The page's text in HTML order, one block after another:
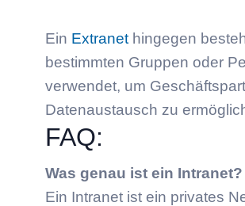
Ein Extranet hingegen
bestimmten Gruppen oder
verwendet, um
Datenaustausch zu
FAQ:
Was genau ist ein Intranet?
Ein Intranet ist ein privates